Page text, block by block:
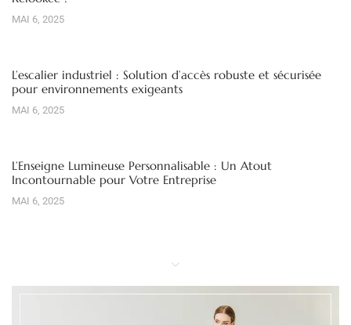
MAI 6, 2025
L’escalier industriel : Solution d’accès robuste et sécurisée
pour environnements exigeants
MAI 6, 2025
L’Enseigne Lumineuse Personnalisable : Un Atout
Incontournable pour Votre Entreprise
MAI 6, 2025